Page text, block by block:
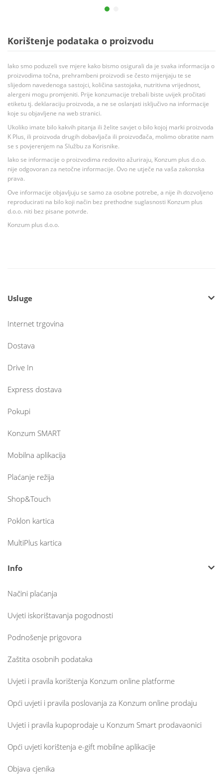
Korištenje podataka o proizvodu
Iako smo poduzeli sve mjere kako bismo osigurali da je svaka informacija o
proizvodima točna, prehrambeni proizvodi se često mijenjaju te se
slijedom navedenoga sastojci, količina sastojaka, nutritivna vrijednost,
alergeni mogu promjeniti. Prije konzumacije trebali biste uvijek pročitati
etiketu tj. deklaraciju proizvoda, a ne se oslanjati isključivo na informacije
koje su objavljene na web stranici.
Ukoliko imate bilo kakvih pitanja ili želite savjet o bilo kojoj marki proizvoda
K Plus, ili proizvoda drugih dobavljača ili proizvođača, molimo obratite nam
se s povjerenjem na Službu za Korisnike.
Iako se informacije o proizvodima redovito ažuriraju, Konzum plus d.o.o.
nije odgovoran za netočne informacije. Ovo ne utječe na vaša zakonska
prava.
Ove informacije objavljuju se samo za osobne potrebe, a nije ih dozvoljeno
reproducirati na bilo koji način bez prethodne suglasnosti Konzum plus
d.o.o. niti bez pisane potvrde.
Konzum plus d.o.o.
Usluge
Internet trgovina
Dostava
Drive In
Express dostava
Pokupi
Konzum SMART
Mobilna aplikacija
Plaćanje režija
Shop&Touch
Poklon kartica
MultiPlus kartica
Info
Načini plaćanja
Uvjeti iskorištavanja pogodnosti
Podnošenje prigovora
Zaštita osobnih podataka
Uvjeti i pravila korištenja Konzum online platforme
Opći uvjeti i pravila poslovanja za Konzum online prodaju
Uvjeti i pravila kupoprodaje u Konzum Smart prodavaonici
Opći uvjeti korištenja e-gift mobilne aplikacije
Objava cjenika